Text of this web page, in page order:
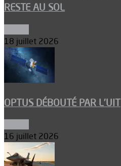
RESTE AU SOL
18 juillet 2026
OPTUS DÉBOUTÉ PAR L’UIT
16 juillet 2026